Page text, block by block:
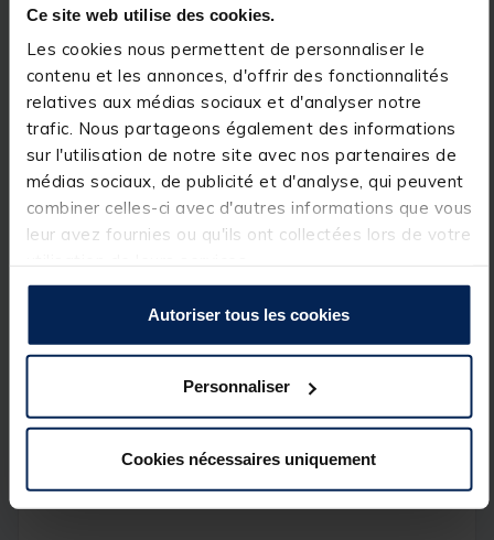
Ce site web utilise des cookies.
Les cookies nous permettent de personnaliser le
contenu et les annonces, d'offrir des fonctionnalités
relatives aux médias sociaux et d'analyser notre
trafic. Nous partageons également des informations
sur l'utilisation de notre site avec nos partenaires de
médias sociaux, de publicité et d'analyse, qui peuvent
combiner celles-ci avec d'autres informations que vous
leur avez fournies ou qu'ils ont collectées lors de votre
Autoriser tous les cookies
Personnaliser
Cookies nécessaires uniquement
partie de préhension du kit, de manière à le
transformer en kit « strippa » (Pour cela, il suffit de
percer au niveau du renfort et d’y installer une sortie
4. Pour finir, toujours en retirant le scion, le kit se
transforme même en kit coupelle puisque le
diamètre de sortie est adapté à la plupart des
modèles du marché.
monté avec un connecteur, 1 kit avec monté avec un
transformé en « strippa » pour les carpes et gros
poissons, 1 kit coupelle) et vous obtiendrez la canne
parfaite pour pêcher toutes les espèces de poissons